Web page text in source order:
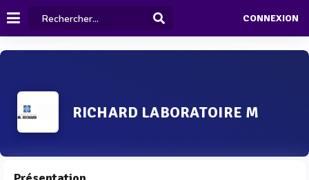
CONNEXION
RICHARD LABORATOIRE M